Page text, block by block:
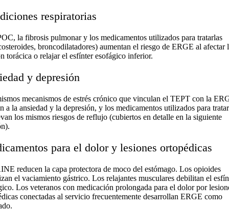
respiratorias
la fibrosis pulmonar y los medicamentos utilizados para tratarlas
broncodilatadores) aumentan el riesgo de ERGE al afectar
torácica o relajar el esfínter esofágico inferior.
y depresión
mecanismos de estrés crónico que vinculan el TEPT con la
a la ansiedad y la depresión, y los medicamentos utilizados para
los mismos riesgos de reflujo (cubiertos en detalle en la siguiente
para el dolor y lesiones ortopédicas
reducen la capa protectora de moco del estómago. Los opioides
el vaciamiento gástrico. Los relajantes musculares debilitan el
Los veteranos con medicación prolongada para el dolor por
conectadas al servicio frecuentemente desarrollan ERGE como